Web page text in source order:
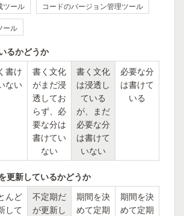
ツール コードのバージョン管理ツール
ール
るかどうか
書け
ない
書く文化
がまだ浸
透してお
らず、必
要な分は
書けてい
ない
書く文化
は浸透し
ている
が、まだ
必要な分
は書けて
いない
必要な分
は書けて
いる
更新しているかどうか
んど
して
不定期だ
が更新し
期間を決
めて定期
期間を決
めて定期